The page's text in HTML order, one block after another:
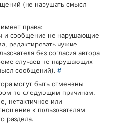
(не нарушать смысл
права:
и сообщение не нарушающие
редактировать чужие
без согласия автора
случаев не нарушающих
сообщений). #
могут быть отменены
по следующим причинам:
нетактичное или
к пользователям
раздела.